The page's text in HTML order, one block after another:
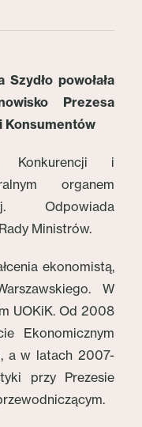
powołała
Prezesa
Konsumentów
Konkurencji i
organem
Odpowiada
Ministrów.
ekonomistą,
W
UOKiK. Od 2008
Ekonomicznym
a w latach 2007-
przy Prezesie